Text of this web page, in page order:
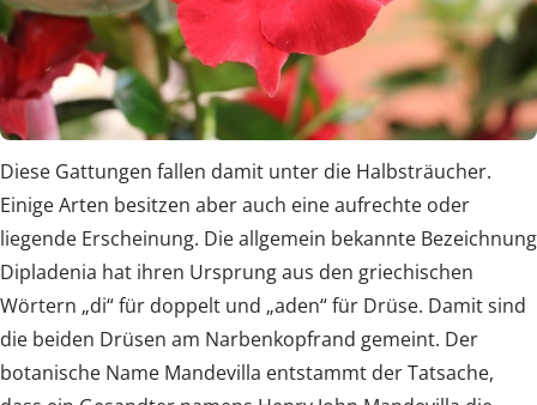
Diese Gattungen fallen damit unter die Halbsträucher.
Einige Arten besitzen aber auch eine aufrechte oder
liegende Erscheinung. Die allgemein bekannte Bezeichnung
Dipladenia hat ihren Ursprung aus den griechischen
Wörtern „di“ für doppelt und „aden“ für Drüse. Damit sind
die beiden Drüsen am Narbenkopfrand gemeint. Der
botanische Name Mandevilla entstammt der Tatsache,